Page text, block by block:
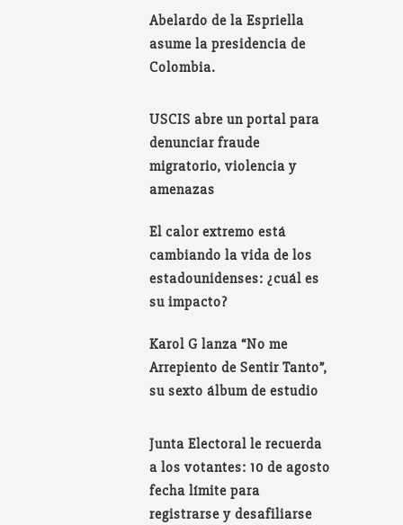
Abelardo de la Espriella
asume la presidencia de
Colombia.
USCIS abre un portal para
denunciar fraude
migratorio, violencia y
amenazas
El calor extremo está
cambiando la vida de los
estadounidenses: ¿cuál es
su impacto?
Karol G lanza “No me
Arrepiento de Sentir Tanto”,
su sexto álbum de estudio
Junta Electoral le recuerda
a los votantes: 10 de agosto
fecha límite para
registrarse y desafiliarse